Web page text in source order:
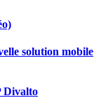
solution mobile
Divalto